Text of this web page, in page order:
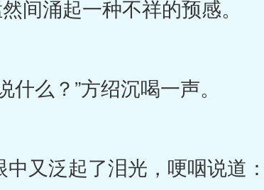
间涌起一种不祥的预感。
么？”方绍沉喝一声。
泛起了泪光，哽咽说道：